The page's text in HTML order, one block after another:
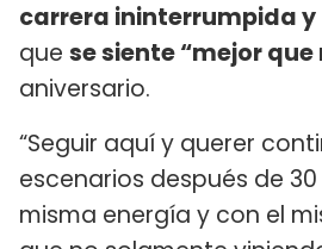
carrera ininterrumpida y
que se siente “mejor que
aniversario.
“Seguir aquí y querer
escenarios después de
misma energía y con el